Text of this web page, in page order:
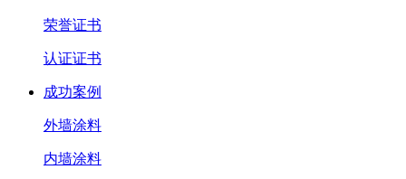
荣誉证书
认证证书
成功案例
外墙涂料
内墙涂料